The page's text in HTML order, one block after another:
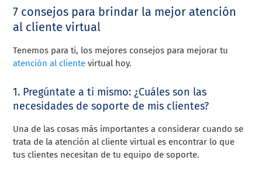
7 consejos para brindar la mejor atención
al cliente virtual
Tenemos para ti, los mejores consejos para mejorar tu
atención al cliente virtual hoy.
1. Pregúntate a ti mismo: ¿Cuáles son las
necesidades de soporte de mis clientes?
Una de las cosas más importantes a considerar cuando se
trata de la atención al cliente virtual es encontrar lo que
tus clientes necesitan de tu equipo de soporte.